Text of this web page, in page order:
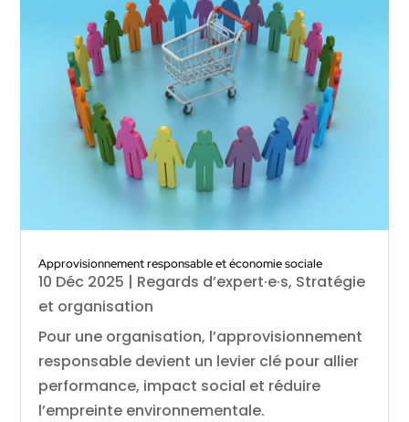
Approvisionnement responsable et économie sociale
10 Déc 2025 | Regards d’expert·e·s, Stratégie
et organisation
Pour une organisation, l’approvisionnement
responsable devient un levier clé pour allier
performance, impact social et réduire
l’empreinte environnementale.